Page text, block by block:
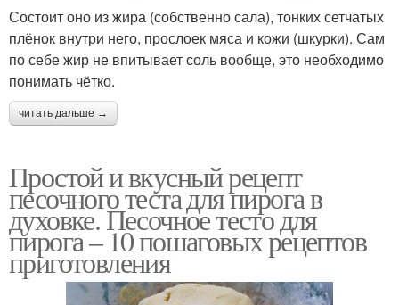
Состоит оно из жира (собственно сала), тонких сетчатых
плёнок внутри него, прослоек мяса и кожи (шкурки). Сам
по себе жир не впитывает соль вообще, это необходимо
понимать чётко.
читать дальше →
Простой и вкусный рецепт
песочного теста для пирога в
духовке. Песочное тесто для
пирога – 10 пошаговых рецептов
приготовления